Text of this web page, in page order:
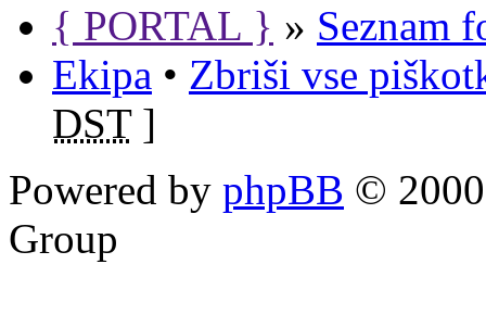
{ PORTAL } » Seznam
Ekipa • Zbriši vse
DST]
Powered by phpBB ©
Group